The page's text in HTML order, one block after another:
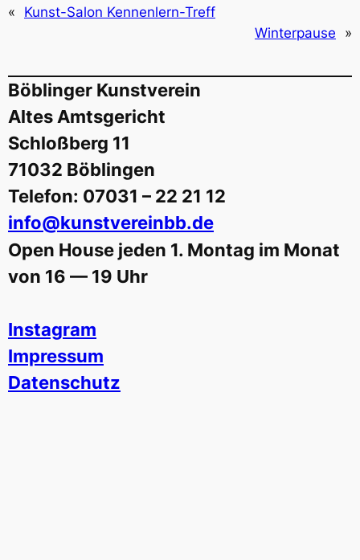
«
Kunst-Salon Kennenlern-Treff
Winterpause
»
Böblinger Kunstverein
Altes Amtsgericht
Schloßberg 11
71032 Böblingen
Telefon: 07031 – 22 21 12
info@kunstvereinbb.de
Open House jeden 1. Montag im Monat
von 16 — 19 Uhr
Instagram
Impressum
Datenschutz